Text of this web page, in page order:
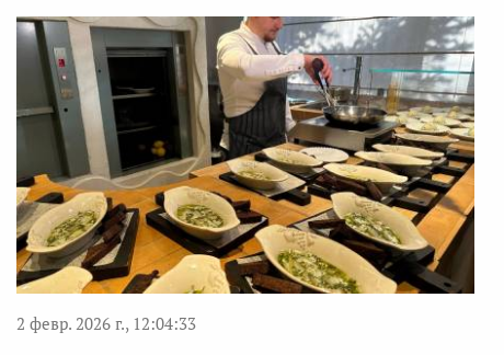
2 февр. 2026 г., 12:04:33